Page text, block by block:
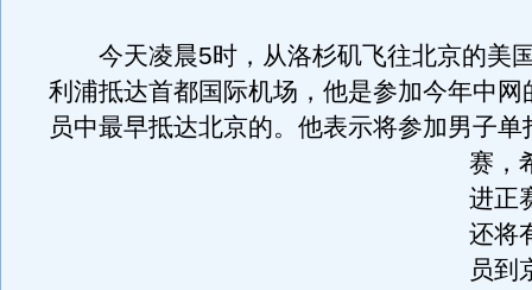
今天凌晨5时，从洛杉矶飞往北京的美
利浦抵达首都国际机场，他是参加今年中网
员中最早抵达北京的。 他表示将参加男子单
赛，
进正
还将
员到